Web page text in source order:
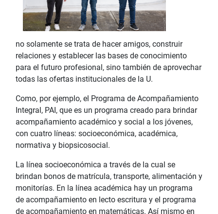
no solamente se trata de hacer amigos, construir
relaciones y establecer las bases de conocimiento
para el futuro profesional, sino también de aprovechar
todas las ofertas institucionales de la U.
Como, por ejemplo, el Programa de Acompañamiento
Integral, PAI, que es un programa creado para brindar
acompañamiento académico y social a los jóvenes,
con cuatro líneas: socioeconómica, académica,
normativa y biopsicosocial.
La línea socioeconómica a través de la cual se
brindan bonos de matrícula, transporte, alimentación y
monitorías. En la línea académica hay un programa
de acompañamiento en lecto escritura y el programa
de acompañamiento en matemáticas. Así mismo en